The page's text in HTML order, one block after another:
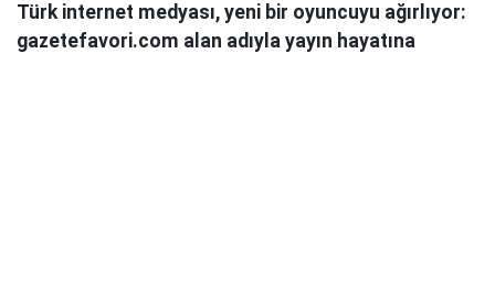
Türk internet medyası, yeni bir oyuncuyu ağırlıyor:
gazetefavori.com alan adıyla yayın hayatına